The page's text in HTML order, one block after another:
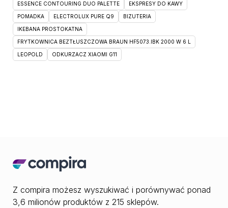
ESSENCE CONTOURING DUO PALETTE
EKSPRESY DO KAWY
POMADKA ELECTROLUX PURE Q9 BIZUTERIA
IKEBANA PROSTOKATNA
FRYTKOWNICA BEZTŁUSZCZOWA BRAUN HF5073.IBK 2000 W 6 L
LEOPOLD ODKURZACZ XIAOMI G11
Z compira możesz wyszukiwać i porównywać ponad
3,6 milionów produktów z 215 sklepów.